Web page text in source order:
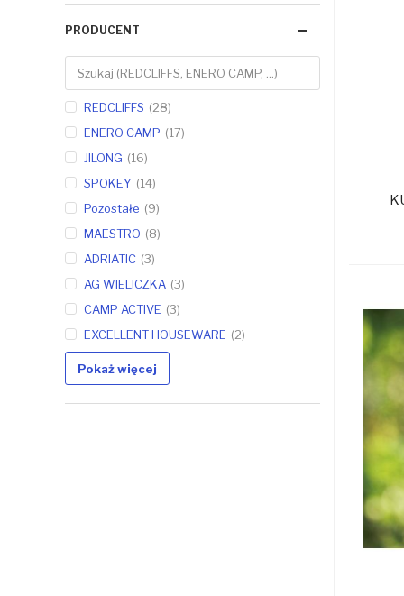
PRODUCENT
REDCLIFFS
28
ENERO CAMP
17
JILONG
16
SPOKEY
14
Pozostałe
9
MAESTRO
8
ADRIATIC 3
AG WIELICZKA 3
CAMP ACTIVE
3
EXCELLENT HOUSEWARE
2
Pokaż więcej